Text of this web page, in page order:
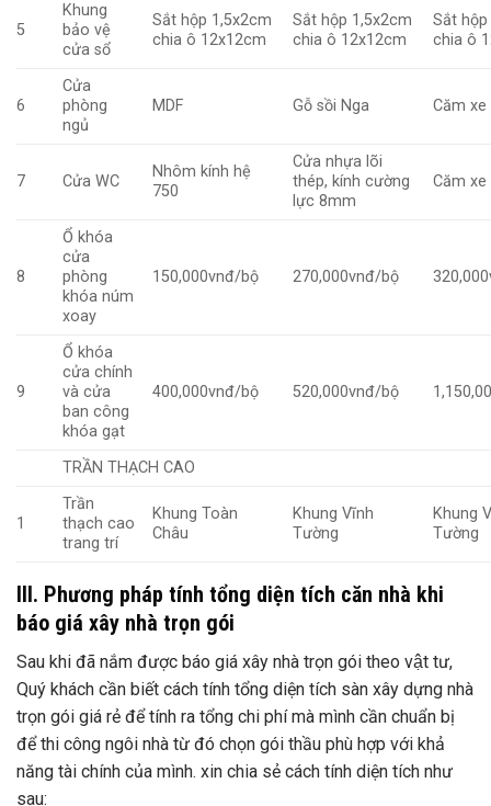
5
Khung
bảo vệ
cửa sổ
Sắt hộp 1,5x2cm
chia ô 12x12cm
Sắt hộp 1,5x2cm
chia ô 12x12cm
Sắt
chia ô
6
Cửa
phòng
ngủ
MDF Gỗ sồi Nga Căm xe
7 Cửa WC
Nhôm kính hệ
750
Cửa nhựa lõi
thép, kính cường
lực 8mm
Căm xe
8
Ổ khóa
cửa
phòng
khóa núm
xoay
150,000vnđ/bộ 270,000vnđ/bộ
9
Ổ khóa
cửa chính
và cửa
ban công
khóa gạt
400,000vnđ/bộ 520,000vnđ/bộ
TRẦN THẠCH CAO
1
Trần
thạch cao
trang trí
Khung Toàn
Châu
Khung Vĩnh
Tường
Khung
Tường
III. Phương pháp tính tổng diện tích căn nhà khi
báo giá xây nhà trọn gói
Sau khi đã nắm được báo giá xây nhà trọn gói theo vật tư,
Quý khách cần biết cách tính tổng diện tích sàn xây dựng nhà
trọn gói giá rẻ để tính ra tổng chi phí mà mình cần chuẩn bị
để thi công ngôi nhà từ đó chọn gói thầu phù hợp với khả
năng tài chính của mình. xin chia sẻ cách tính diện tích như
sau: